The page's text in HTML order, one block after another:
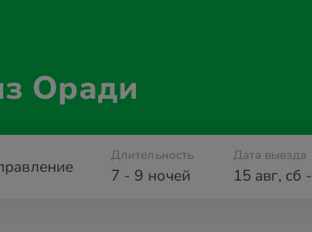
Оради
7 - 9 ночей
Длительность Дата выезда
15 авг, сб -